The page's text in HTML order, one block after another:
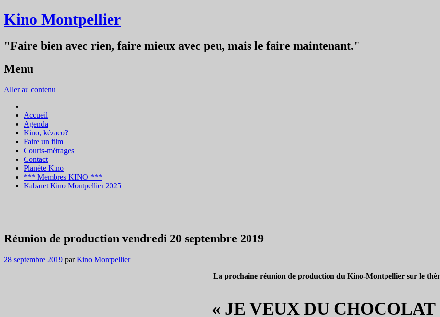
Kino Montpellier
"Faire bien avec rien, faire mieux avec peu, mais le faire maintenant."
Menu
Aller au contenu
Accueil
Agenda
Kino, kézaco?
Faire un film
Courts-métrages
Contact
Planète Kino
*** Membres KINO ***
Kabaret Kino Montpellier 2025
Réunion de production vendredi 20 septembre 2019
28 septembre 2019 parKino Montpellier
La prochaine réunion de production du Kino-Montpellier sur le
« JE VEUX DU CHOCOLAT